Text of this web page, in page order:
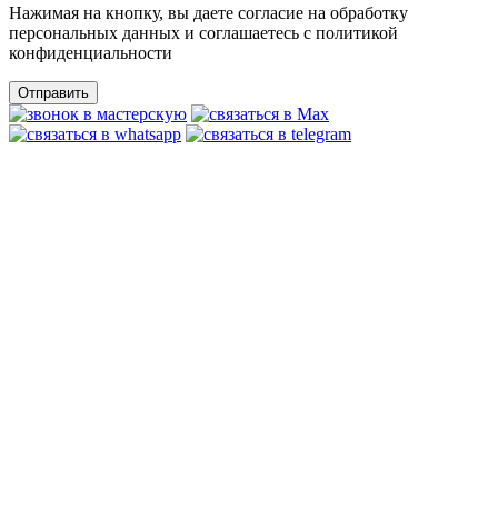
Нажимая на кнопку, вы даете согласие на обработку
персональных данных и соглашаетесь c политикой
конфиденциальности
Отправить